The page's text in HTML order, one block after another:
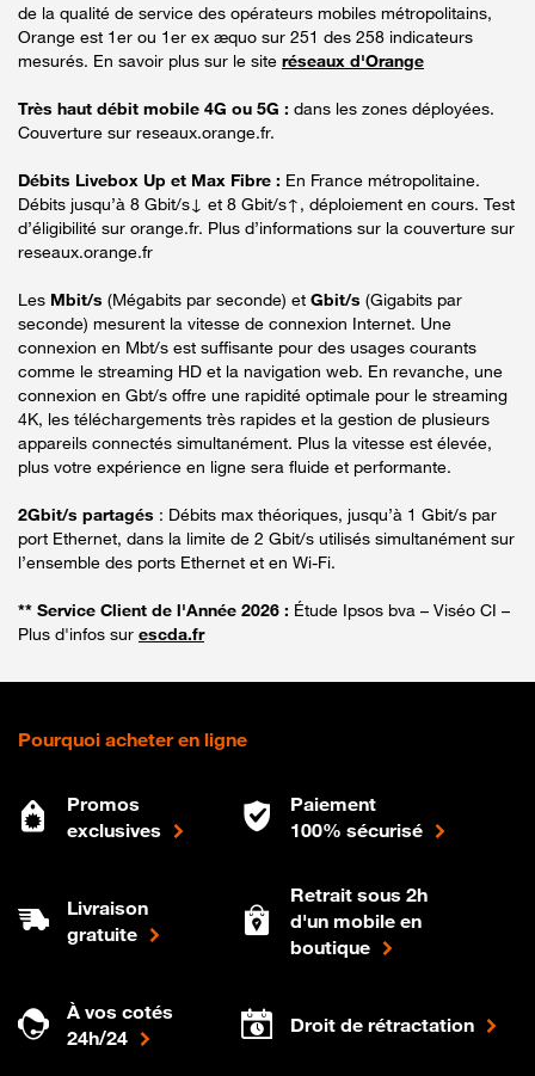
de la qualité de service des opérateurs mobiles métropolitains,
Orange est 1er ou 1er ex æquo sur 251 des 258 indicateurs
mesurés. En savoir plus sur le site réseaux d'Orange
Très haut débit mobile 4G ou 5G : dans les zones déployées.
Couverture sur reseaux.orange.fr.
Débits Livebox Up et Max Fibre : En France métropolitaine.
Débits jusqu’à 8 Gbit/s↓ et 8 Gbit/s↑, déploiement en cours. Test
d’éligibilité sur orange.fr. Plus d’informations sur la couverture sur
reseaux.orange.fr
Les Mbit/s (Mégabits par seconde) et Gbit/s (Gigabits par
seconde) mesurent la vitesse de connexion Internet. Une
connexion en Mbt/s est suffisante pour des usages courants
comme le streaming HD et la navigation web. En revanche, une
connexion en Gbt/s offre une rapidité optimale pour le streaming
4K, les téléchargements très rapides et la gestion de plusieurs
appareils connectés simultanément. Plus la vitesse est élevée,
plus votre expérience en ligne sera fluide et performante.
2Gbit/s partagés : Débits max théoriques, jusqu’à 1 Gbit/s par
port Ethernet, dans la limite de 2 Gbit/s utilisés simultanément sur
l’ensemble des ports Ethernet et en Wi-Fi.
** Service Client de l'Année 2026 : Étude Ipsos bva – Viséo CI –
Plus d'infos sur escda.fr
Pourquoi acheter en ligne
Promos
exclusives
Paiement
100% sécurisé
Livraison
gratuite
Retrait sous 2h
d'un mobile en
boutique
À vos cotés
24h/24
Droit de rétractation